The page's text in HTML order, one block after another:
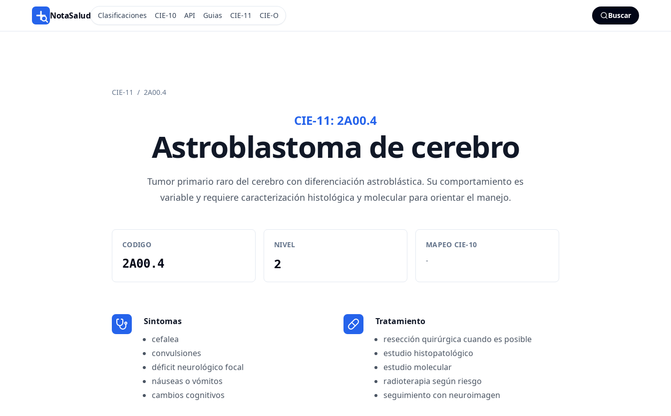
NotaSalud Clasificaciones CIE-10 API Guias CIE-11 CIE-O Buscar
CIE-11 / 2A00.4
CIE-11: 2A00.4
Astroblastoma de cerebro
Tumor primario raro del cerebro con diferenciación astroblástica. Su comportamiento es
variable y requiere caracterización histológica y molecular para orientar el manejo.
CODIGO
2A00.4
NIVEL
2
MAPEO CIE-10
-
Sintomas
cefalea
convulsiones
déficit neurológico focal
náuseas o vómitos
cambios cognitivos
Tratamiento
resección quirúrgica cuando es posible
estudio histopatológico
estudio molecular
radioterapia según riesgo
seguimiento con neuroimagen